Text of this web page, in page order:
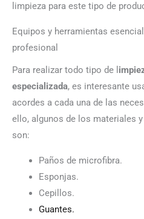
limpieza para este tipo de
Equipos y herramientas
profesional
Para realizar todo tipo de l
especializada, es interesante
acordes a cada una de las
ello, algunos de los materiales
son:
Paños de microfibra.
Esponjas.
Cepillos.
Guantes.